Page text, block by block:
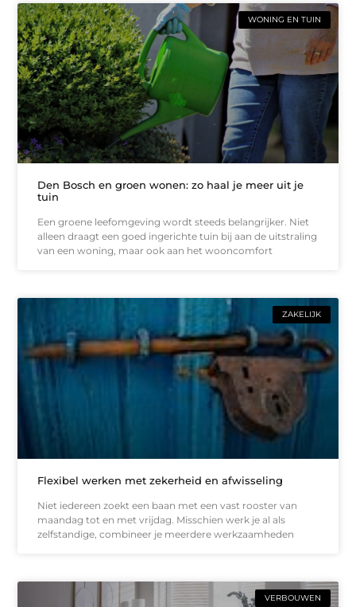
WONING EN TUIN
Den Bosch en groen wonen: zo haal je meer uit je
tuin
Een groene leefomgeving wordt steeds belangrijker. Niet
alleen draagt een goed ingerichte tuin bij aan de uitstraling
van een woning, maar ook aan het wooncomfort
ZAKELIJK
Flexibel werken met zekerheid en afwisseling
Niet iedereen zoekt een baan met een vast rooster van
maandag tot en met vrijdag. Misschien werk je al als
zelfstandige, combineer je meerdere werkzaamheden
VERBOUWEN